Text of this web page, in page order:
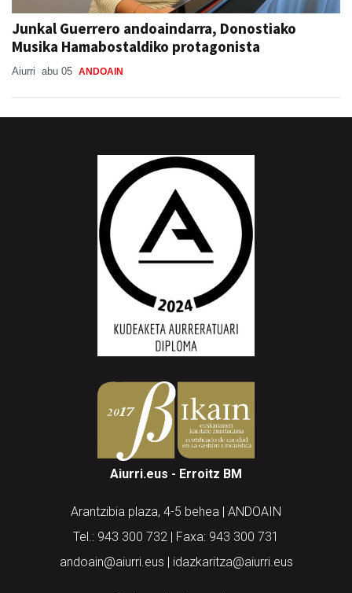
Junkal Guerrero andoaindarra, Donostiako
Musika Hamabostaldiko protagonista
Aiurri abu 05 ANDOAIN
Aiurri.eus - Erroitz BM
Arantzibia plaza, 4-5 behea | ANDOAIN
Tel.: 943 300 732 | Faxa: 943 300 731
andoain@aiurri.eus | idazkaritza@aiurri.eus